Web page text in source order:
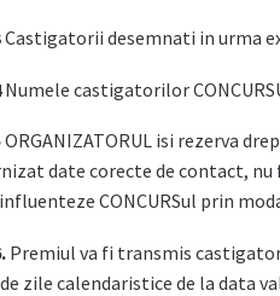
Castigatorii desemnati in urma
Numele castigatorilor
ORGANIZATORUL isi rezerva
date corecte de contact,
CONCURSul prin
Premiul va fi transmis
zile calendaristice de la data